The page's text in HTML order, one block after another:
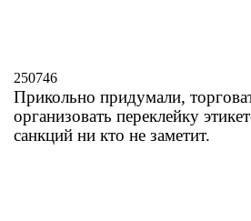
250746
Прикольно придумали,
организовать переклейку
санкций ни кто не заметит.